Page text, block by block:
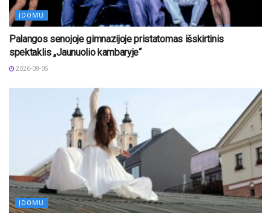
ĮDOMU
Palangos senojoje gimnazijoje pristatomas išskirtinis
spektaklis „Jaunuolio kambaryje“
2026-08-05
ĮDOMU